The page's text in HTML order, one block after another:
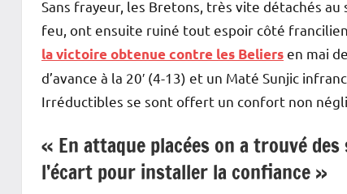
Sans frayeur, les Bretons, très vite détachés
feu, ont ensuite ruiné tout espoir côté
la victoire obtenue contre les Beliersen mai
d’avance à la 20′ (4-13) et un Maté Sunjic
Irréductibles se sont offert un confort non
« En attaque placées on a trouvé
l’écart pour installer la confiance »